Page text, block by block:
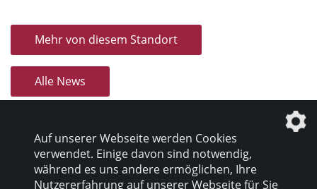
Mehr von diesem Standort
Alle News
Auf unserer Webseite werden Cookies
verwendet. Einige davon sind notwendig,
während es uns andere ermöglichen, Ihre
Nutzererfahrung auf unserer Webseite für Sie